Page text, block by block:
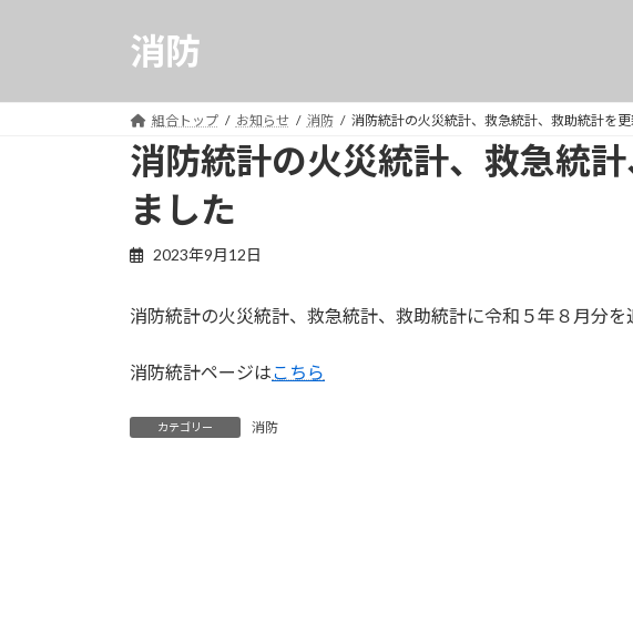
消防
組合トップ お知らせ 消防 消防統計の火災統計、救急統計、救助統計を
消防統計の火災統計、救急統
ました
2023年9月12日
消防統計の火災統計、救急統計、救助統計に令和５年８月分を
消防統計ページはこちら
カテゴリー 消防